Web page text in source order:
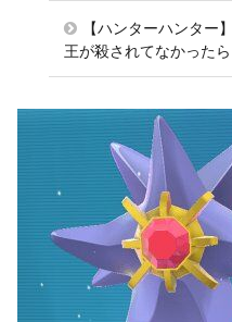
【ハンターハンター
王が殺されてなかった